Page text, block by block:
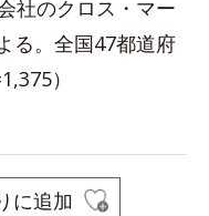
社のクロス・マー
る。全国47都道府
）
に追加